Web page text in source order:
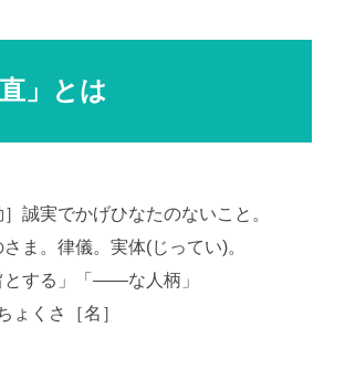
直」とは
］誠実でかげひなたのないこと。
ま。律儀。実体(じってい)。
する」「――な人柄」
ょくさ［名］